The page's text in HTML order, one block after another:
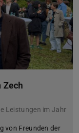
Leistungen im Jahr
von Freunden der